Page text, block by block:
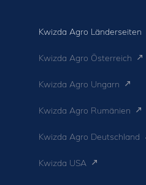
Kwizda Agro Länderseiten
Kwizda Agro Österreich
Kwizda Agro Ungarn
Kwizda Agro Rumänien
Kwizda Agro Deutschland
Kwizda USA